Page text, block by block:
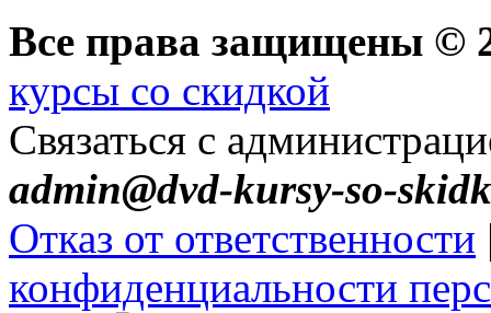
Все права защищены ©
курсы со скидкой
Связаться с
admin@dvd-kursy-so-
Отказ от ответственности
конфиденциальности